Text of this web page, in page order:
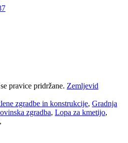
pravice pridržane. Zemljevid
zgradbe in konstrukcije, Gradnja
zgradba, Lopa za kmetijo,
,